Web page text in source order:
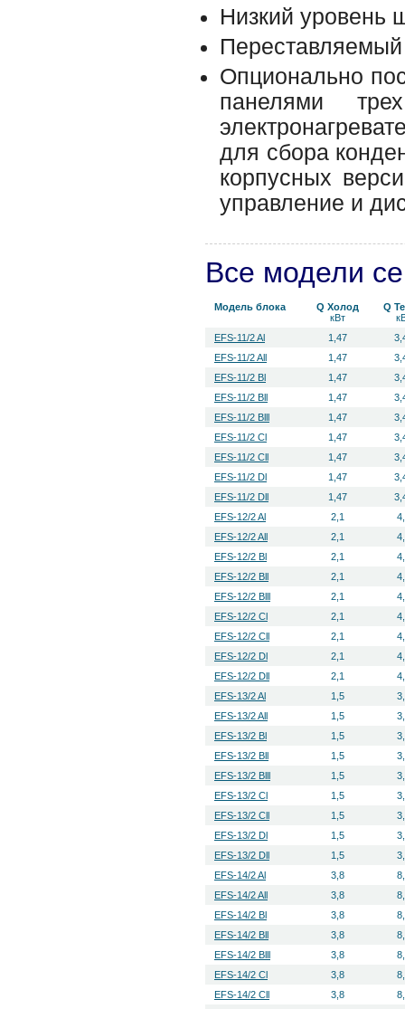
Низкий уровень
Опционально
панелями
для сбора
корпусных
управление и
Все модели
Модель блока
Q Холод
кВт
Q
EFS-11/2 Al
1,47
EFS-11/2 All
1,47
EFS-11/2 Bl
1,47
EFS-11/2 Bll
1,47
EFS-11/2 Blll
1,47
EFS-11/2 Cl
1,47
EFS-11/2 Cll
1,47
EFS-11/2 Dl
1,47
EFS-11/2 Dll
1,47
EFS-12/2 Al
2,1
EFS-12/2 All
2,1
EFS-12/2 Bl
2,1
EFS-12/2 Bll
2,1
EFS-12/2 Blll
2,1
EFS-12/2 Cl
2,1
EFS-12/2 Cll
2,1
EFS-12/2 Dl
2,1
EFS-12/2 Dll
2,1
EFS-13/2 Al
1,5
EFS-13/2 All
1,5
EFS-13/2 Bl
1,5
EFS-13/2 Bll
1,5
EFS-13/2 Blll
1,5
EFS-13/2 Cl
1,5
EFS-13/2 Cll
1,5
EFS-13/2 Dl
1,5
EFS-13/2 Dll
1,5
EFS-14/2 Al
3,8
EFS-14/2 All
3,8
EFS-14/2 Bl
3,8
EFS-14/2 Bll
3,8
EFS-14/2 Blll
3,8
EFS-14/2 Cl
3,8
EFS-14/2 Cll
3,8